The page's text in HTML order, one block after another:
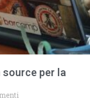
per la